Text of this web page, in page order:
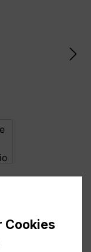
Cookies